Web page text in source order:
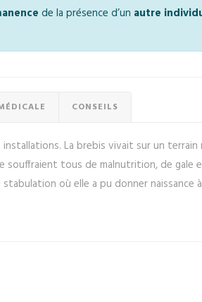
de la présence d’un autre
CONSEILS
La brebis vivait sur un
tous de malnutrition, de gale
où elle a pu donner